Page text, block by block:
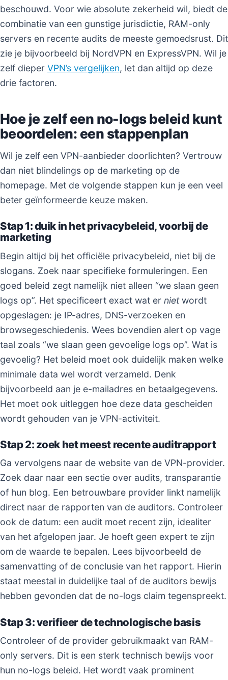
beschouwd. Voor wie absolute zekerheid wil, biedt de
combinatie van een gunstige jurisdictie, RAM-only
servers en recente audits de meeste gemoedsrust. Dit
zie je bijvoorbeeld bij NordVPN en ExpressVPN. Wil je
zelf dieper VPN’s vergelijken, let dan altijd op deze
drie factoren.
Hoe je zelf een no-logs beleid kunt
beoordelen: een stappenplan
Wil je zelf een VPN-aanbieder doorlichten? Vertrouw
dan niet blindelings op de marketing op de
homepage. Met de volgende stappen kun je een veel
beter geïnformeerde keuze maken.
Stap 1: duik in het privacybeleid, voorbij de
marketing
Begin altijd bij het officiële privacybeleid, niet bij de
slogans. Zoek naar specifieke formuleringen. Een
goed beleid zegt namelijk niet alleen “we slaan geen
logs op”. Het specificeert exact wat er nietwordt
opgeslagen: je IP-adres, DNS-verzoeken en
browsegeschiedenis. Wees bovendien alert op vage
taal zoals “we slaan geen gevoelige logs op”. Wat is
gevoelig? Het beleid moet ook duidelijk maken welke
minimale data wel wordt verzameld. Denk
bijvoorbeeld aan je e-mailadres en betaalgegevens.
Het moet ook uitleggen hoe deze data gescheiden
wordt gehouden van je VPN-activiteit.
Stap 2: zoek het meest recente auditrapport
Ga vervolgens naar de website van de VPN-provider.
Zoek daar naar een sectie over audits, transparantie
of hun blog. Een betrouwbare provider linkt namelijk
direct naar de rapporten van de auditors. Controleer
ook de datum: een audit moet recent zijn, idealiter
van het afgelopen jaar. Je hoeft geen expert te zijn
om de waarde te bepalen. Lees bijvoorbeeld de
samenvatting of de conclusie van het rapport. Hierin
staat meestal in duidelijke taal of de auditors bewijs
hebben gevonden dat de no-logs claim tegenspreekt.
Stap 3: verifieer de technologische basis
Controleer of de provider gebruikmaakt van RAM-
only servers. Dit is een sterk technisch bewijs voor
hun no-logs beleid. Het wordt vaak prominent